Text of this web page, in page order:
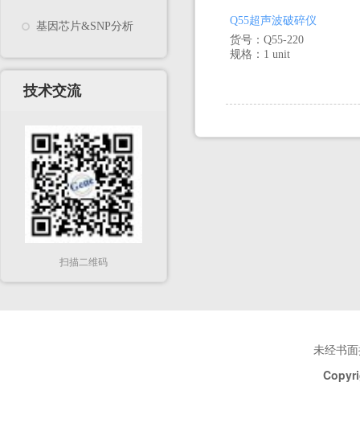
基因芯片&SNP分析
技术交流
扫描二维码
Q55超声波破碎仪
货号：Q55-220
规格：1 unit
未经书